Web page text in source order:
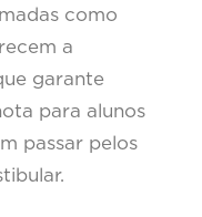
como
a
garante
para alunos
passar pelos